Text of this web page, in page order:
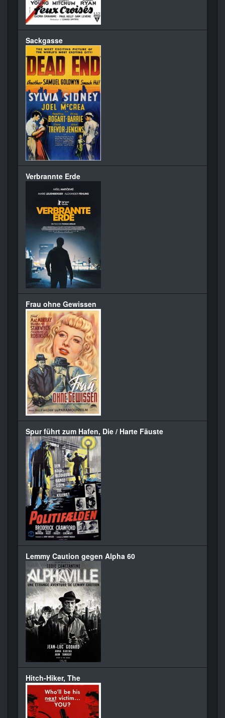
Sackgasse
Verbrannte Erde
Frau ohne Gewissen
Spur führt zum Hafen, Die / Harte Fäuste
Lemmy Caution gegen Alpha 60
Hitch-Hiker, The